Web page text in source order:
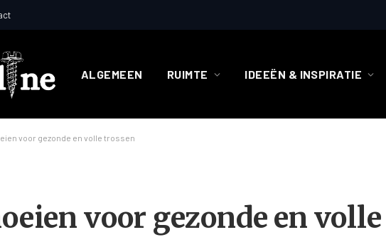
ALGEMEEN RUIMTE IDEEËN & INSPIRATIE
voor gezonde en volle trossen
voor gezonde en